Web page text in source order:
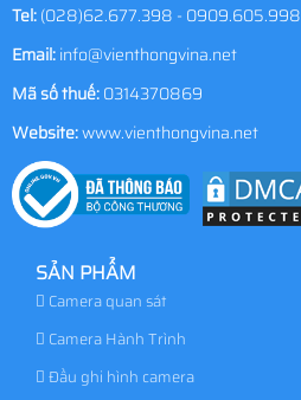
Tel:(028)62.677.398 - 0909.605.998
Email:info@vienthongvina.net
Mã số thuế:0314370869
Website:www.vienthongvina.net
SẢN PHẨM
Camera quan sát
Camera Hành Trình
Đầu ghi hình camera